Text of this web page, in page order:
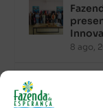
8 ago,
8 ago,